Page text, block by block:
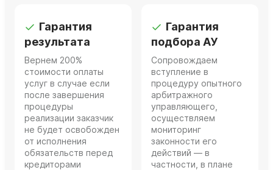
Гарантия
результата
Вернем 200%
стоимости оплаты
услуг в случае если
после завершения
процедуры
реализации заказчик
не будет освобожден
от исполнения
обязательств перед
кредиторами
Гарантия
подбора АУ
Сопровождаем
вступление в
процедуру опытного
арбитражного
управляющего,
осуществляем
мониторинг
законности его
действий — в
частности, в плане